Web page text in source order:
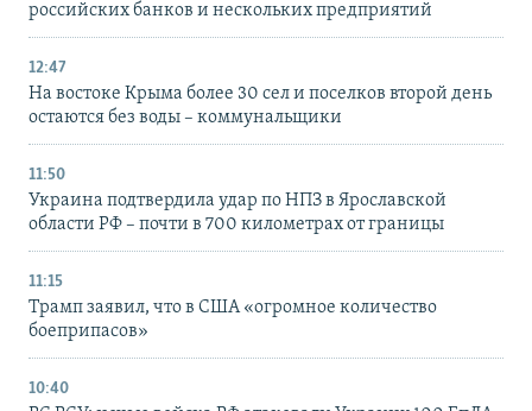
российских банков и нескольких предприятий
12:47
На востоке Крыма более 30 сел и поселков второй день
остаются без воды – коммунальщики
11:50
Украина подтвердила удар по НПЗ в Ярославской
области РФ – почти в 700 километрах от границы
11:15
Трамп заявил, что в США «огромное количество
боеприпасов»
10:40